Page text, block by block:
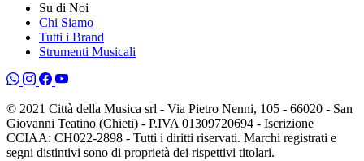
Su di Noi
Chi Siamo
Tutti i Brand
Strumenti Musicali
© 2021 Città della Musica srl - Via Pietro Nenni, 105 - 66020 - San
Giovanni Teatino (Chieti) - P.IVA 01309720694 - Iscrizione
CCIAA: CH022-2898 - Tutti i diritti riservati. Marchi registrati e
segni distintivi sono di proprietà dei rispettivi titolari.